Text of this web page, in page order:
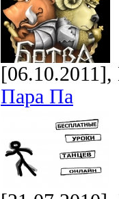
[06.10.2011],
Пара Па